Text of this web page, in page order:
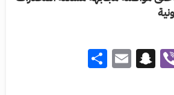
Viber
Snapchat
Email